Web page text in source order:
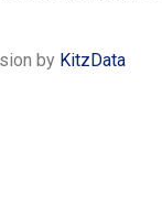
by Kitz­Da­ta